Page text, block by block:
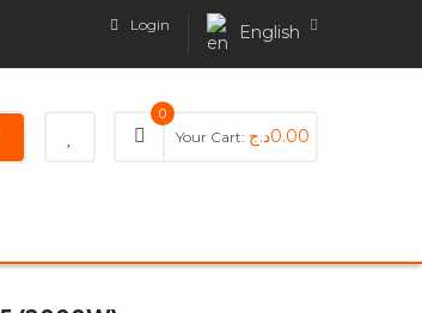
English
Login
0
Your Cart: 0.00د.ج